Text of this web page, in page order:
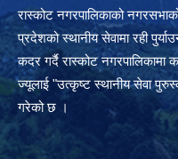
रास्कोट नगरपालिकाको
प्रदेशको स्थानीय सेवामा रही
कदर गर्दै रास्कोट नगरपालिकामा
ज्यूलाई "उत्कृष्ट स्थानीय सेवा
गरेको छ ।